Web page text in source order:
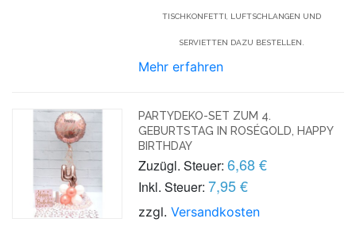
TISCHKONFETTI, LUFTSCHLANGEN UND
SERVIETTEN DAZU BESTELLEN.
Mehr erfahren
PARTYDEKO-SET ZUM 4.
GEBURTSTAG IN ROSÉGOLD, HAPPY
BIRTHDAY
Zuzügl. Steuer: 6,68 €
Inkl. Steuer: 7,95 €
zzgl.Versandkosten